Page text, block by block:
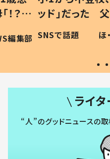
？」
編集部
ッド」だった
作り続ける理
#令和の子
SNSで話題 ほ
ライタ
“人”のグッドニュースの